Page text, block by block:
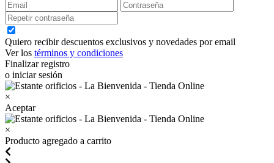
Quiero recibir descuentos exclusivos y novedades por email
Ver los términos y condiciones
Finalizar registro
o iniciar sesión
×
Aceptar
×
Producto agregado a carrito